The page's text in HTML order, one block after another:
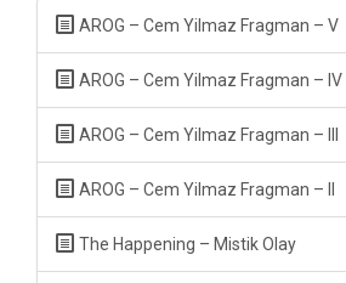
AROG – Cem Yilmaz Fragman – V
AROG – Cem Yilmaz Fragman – IV
AROG – Cem Yilmaz Fragman – III
AROG – Cem Yilmaz Fragman – II
The Happening – Mistik Olay